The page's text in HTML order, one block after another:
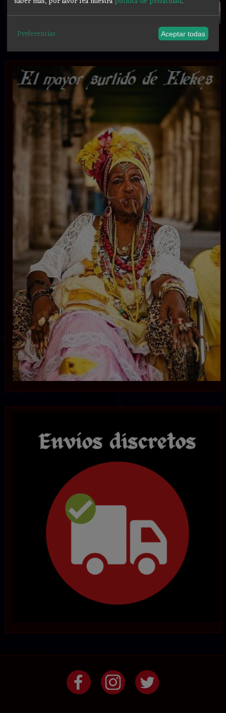
Preferencias Aceptar todas